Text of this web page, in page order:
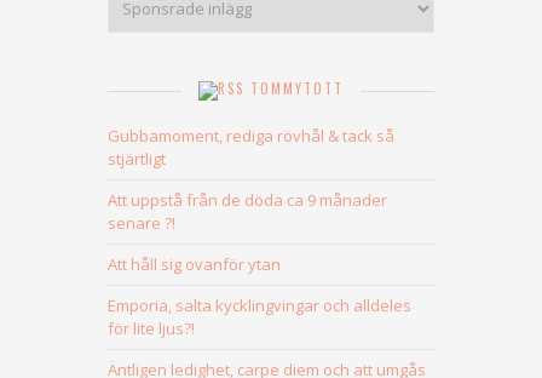
TOMMYTOTT
Gubbamoment, rediga rövhål & tack så
stjärtligt
Att uppstå från de döda ca 9 månader
senare ?!
Att håll sig ovanför ytan
Emporia, salta kycklingvingar och alldeles
för lite ljus?!
Äntligen ledighet, carpe diem och att umgås